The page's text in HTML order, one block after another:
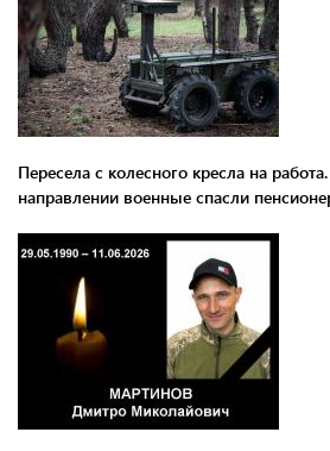
Пересела с колесного кресла на
направлении военные спасли